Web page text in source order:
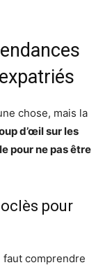
chose, mais la
d’œil sur les
pour ne pas être
pour
faut comprendre